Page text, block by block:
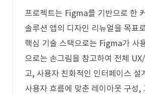
프로젝트는 Figma를 기반으로 한
솔루션 앱의 디자인 리뉴얼을 목표
핵심 기술 스택으로는 Figma가 사
으로는 손그림을 참고하여 전체
고, 사용자 친화적인 인터페이스 설
사용자 흐름에 맞춘 레이아웃 구성,